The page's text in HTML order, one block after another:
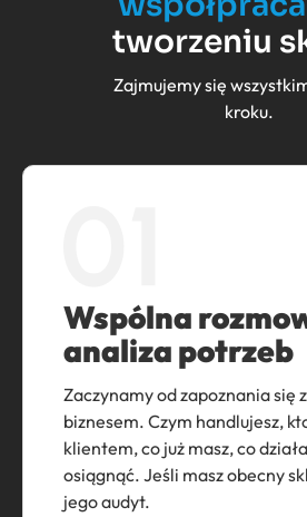
tworzeniu
Zajmujemy się
kroku.
Wspólna
analiza potrzeb
Zaczynamy od zapoznania się
biznesem. Czym handlujesz,
klientem, co już masz, co
osiągnąć. Jeśli masz obecny
jego audyt.